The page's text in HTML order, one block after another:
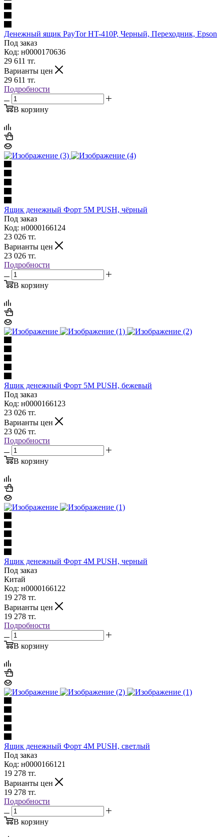
Денежный ящик PayTor HT-410P, Черный, Переходник, Epson
Под заказ
Код: н0000170636
29 611 тг.
Варианты цен
29 611 тг.
Подробности
В корзину
Ящик денежный Форт 5M PUSH, чёрный
Под заказ
Код: н0000166124
23 026 тг.
Варианты цен
23 026 тг.
Подробности
В корзину
Ящик денежный Форт 5M PUSH, бежевый
Под заказ
Код: н0000166123
23 026 тг.
Варианты цен
23 026 тг.
Подробности
В корзину
Ящик денежный Форт 4М PUSH, черный
Под заказ
Китай
Код: н0000166122
19 278 тг.
Варианты цен
19 278 тг.
Подробности
В корзину
Ящик денежный Форт 4M PUSH, светлый
Под заказ
Код: н0000166121
19 278 тг.
Варианты цен
19 278 тг.
Подробности
В корзину